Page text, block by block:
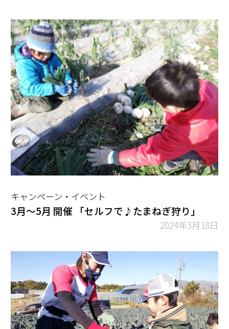
キャンペーン・イベント
3月～5月 開催 「セルフで♪たまねぎ狩り」
2024年3月18日